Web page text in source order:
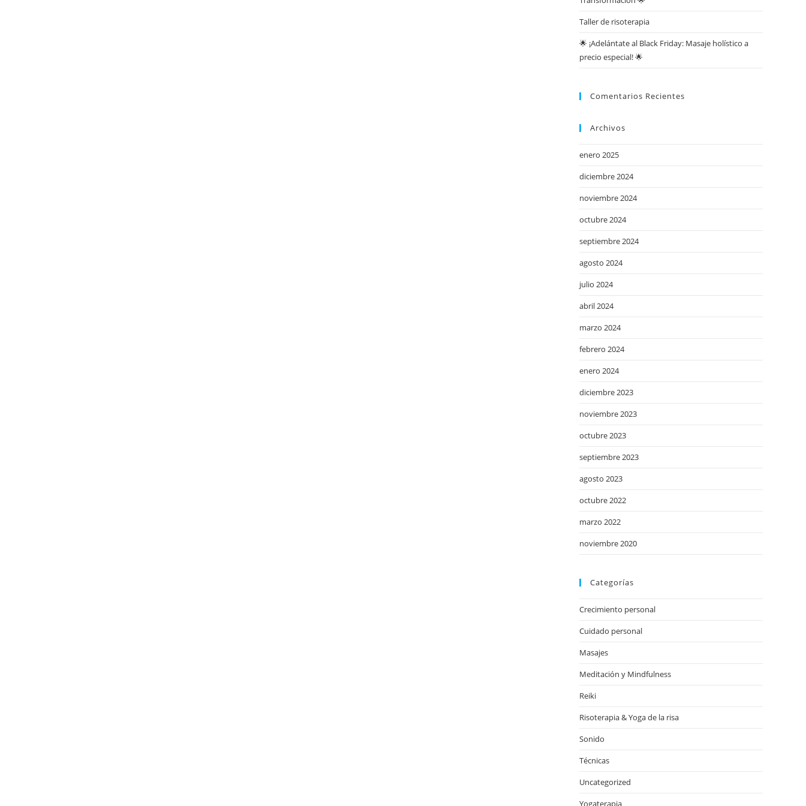
Taller de risoterapia
🌟 ¡Adelántate al Black Friday: Masaje holístico a
precio especial! 🌟
Comentarios Recientes
Archivos
enero 2025
diciembre 2024
noviembre 2024
octubre 2024
septiembre 2024
agosto 2024
julio 2024
abril 2024
marzo 2024
febrero 2024
enero 2024
diciembre 2023
noviembre 2023
octubre 2023
septiembre 2023
agosto 2023
octubre 2022
marzo 2022
noviembre 2020
Categorías
Crecimiento personal
Cuidado personal
Masajes
Meditación y Mindfulness
Reiki
Risoterapia & Yoga de la risa
Sonido
Técnicas
Uncategorized
Yogaterapia